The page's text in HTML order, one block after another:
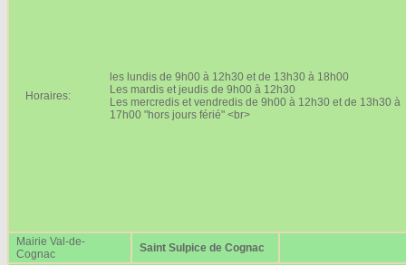
Horaires:
les lundis de 9h00 à 12h30 et de 13h30 à 18h00
Les mardis et jeudis de 9h00 à 12h30
Les mercredis et vendredis de 9h00 à 12h30 et de 13h30 à
17h00 "hors jours férié" <br>
Mairie Val-de-
Cognac
Saint Sulpice de Cognac